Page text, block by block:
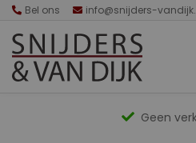
Bel ons info@snijders-
Geen